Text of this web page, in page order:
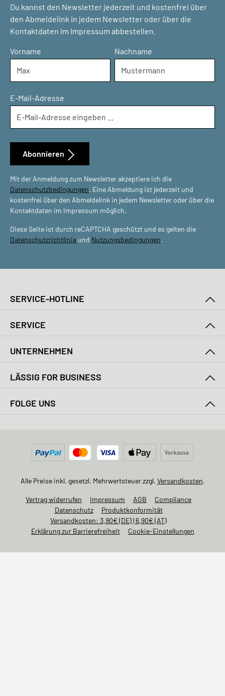
Du kannst den Newsletter jederzeit und kostenfrei über
den Abmeldelink in jedem Newsletter oder über die
Kontaktdaten im Impressum abbestellen.
Vorname Nachname
E-Mail-Adresse
Mit der Anmeldung zum Newsletter akzeptiere ich die
Datenschutzbedingungen. Eine Abmeldung ist jederzeit und
kostenfrei über den Abmeldelink in jedem Newsletter oder über die
Kontaktdaten im Impressum möglich.
Diese Seite ist durch reCAPTCHA geschützt und es gelten die
Datenschutzrichtlinie und Nutzungsbedingungen.
Abonnieren
SERVICE-HOTLINE
SERVICE
UNTERNEHMEN
LÄSSIG FOR BUSINESS
FOLGE UNS
Alle Preise inkl. gesetzl. Mehrwertsteuer zzgl. Versandkosten.
Vertrag widerrufen Impressum AGB
Compliance
Datenschutz
Produktkonformität
Versandkosten: 3,90€ (DE) | 6,90€ (AT)
Erklärung zur Barrierefreiheit
Cookie-Einstellungen